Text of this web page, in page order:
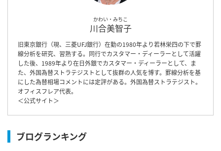
かわい・みちこ
川合美智子
旧東京銀行（現、三菱UFJ銀行）在勤の1980年より若林栄四の下で罫
線分析を研究、習熟する。同行でカスタマー・ディーラーとして活躍
した後、1989年より在日外銀でカスタマー・ディーラーとして、ま
た、外国為替ストラテジストとして抜群の人気を博す。罫線分析を基
にした為替相場コメントには定評がある。外国為替ストラテジスト。
オフィスフレア代表。
＜公式サイト＞
ブログランキング